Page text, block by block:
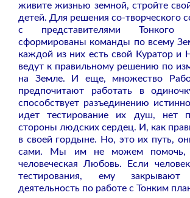
живите жизнью земной, стройте
детей. Для решения со-творческого
с представителями
сформированы команды по всему
каждой из них есть свой Куратор и
ведут к правильному решению по
на Земле. И еще, множество
предпочитают работать в
способствует разъединению
идет тестирование их душ, нет
стороны людских сердец. И, как
в своей гордыне. Но, это их путь,
сами. Мы им не можем помочь,
человеческая Любовь. Если
тестирования, ему закрывают
деятельность по работе с Тонким